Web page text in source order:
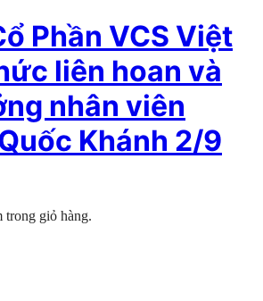
Phần VCS Việt
liên hoan và
nhân viên
Khánh 2/9
trong giỏ hàng.